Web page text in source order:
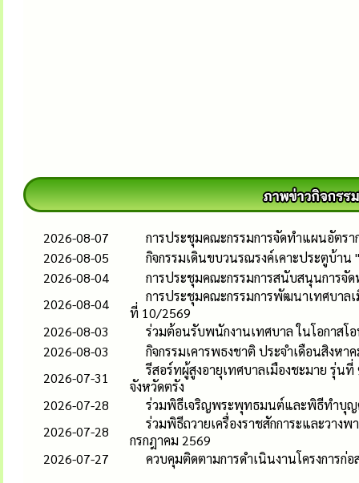
2026-08-07
การประชุมคณะกรรมการจัดทำแผนอัตร
2026-08-05
กิจกรรมเดินขบวนรณรงค์เคาะประตูบ้าน
2026-08-04
การประชุมคณะกรรมการสนับสนุนการจั
2026-08-04
การประชุมคณะกรรมการพัฒนาเทศบาล
ที่ 10/2569
2026-08-03
ร่วมต้อนรับพนักงานเทศบาล ในโอกาสโ
2026-08-03
กิจกรรมเคารพธงชาติ ประจำเดือนสิงหา
2026-07-31
รีสอร์ทผู้สูงอายุเทศบาลเมืองชะมาย รุ่
จังหวัดตรัง
2026-07-28
ร่วมพิธีเจริญพระพุทธมนต์และพิธีทำบุญตั
2026-07-28
ร่วมพิธีถวายเครื่องราชสักการะและวา
กรกฎาคม 2569
2026-07-27
ควบคุมติดตามการดำเนินงานโครงการ